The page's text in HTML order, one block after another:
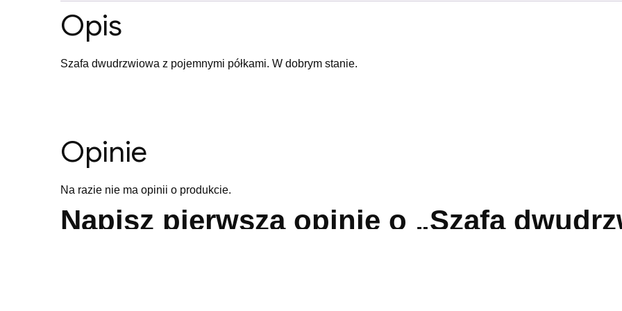
Opis
Szafa dwudrzwiowa z pojemnymi półkami. W dobrym stanie.
Opinie
Na razie nie ma opinii o produkcie.
Napisz pierwszą opinię o „Szafa